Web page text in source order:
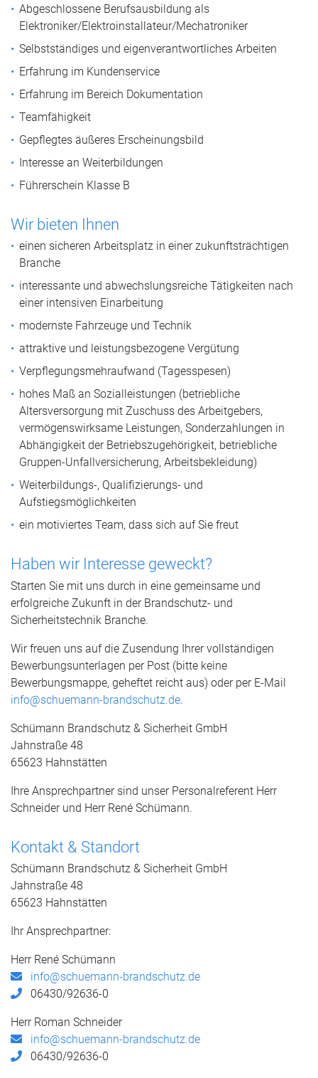
Abgeschlossene Berufsausbildung als
Elektroniker/Elektroinstallateur/Mechatroniker
Selbstständiges und eigenverantwortliches Arbeiten
Erfahrung im Kundenservice
Erfahrung im Bereich Dokumentation
Teamfähigkeit
Gepflegtes äußeres Erscheinungsbild
Interesse an Weiterbildungen
Führerschein Klasse B
Wir bieten Ihnen
einen sicheren Arbeitsplatz in einer zukunftsträchtigen
Branche
interessante und abwechslungsreiche Tätigkeiten nach
einer intensiven Einarbeitung
modernste Fahrzeuge und Technik
attraktive und leistungsbezogene Vergütung
Verpflegungsmehraufwand (Tagesspesen)
hohes Maß an Sozialleistungen (betriebliche
Altersversorgung mit Zuschuss des Arbeitgebers,
vermögenswirksame Leistungen, Sonderzahlungen in
Abhängigkeit der Betriebszugehörigkeit, betriebliche
Gruppen-Unfallversicherung, Arbeitsbekleidung)
Weiterbildungs-, Qualifizierungs- und
Aufstiegsmöglichkeiten
ein motiviertes Team, dass sich auf Sie freut
Haben wir Interesse geweckt?
Starten Sie mit uns durch in eine gemeinsame und
erfolgreiche Zukunft in der Brandschutz- und
Sicherheitstechnik Branche.
Wir freuen uns auf die Zusendung Ihrer vollständigen
Bewerbungsunterlagen per Post (bitte keine
Bewerbungsmappe, geheftet reicht aus) oder per E-Mail
info@schuemann-brandschutz.de.
Schümann Brandschutz & Sicherheit GmbH
Jahnstraße 48
65623 Hahnstätten
Ihre Ansprechpartner sind unser Personalreferent Herr
Schneider und Herr René Schümann.
Kontakt & Standort
Schümann Brandschutz & Sicherheit GmbH
Jahnstraße 48
65623 Hahnstätten
Ihr Ansprechpartner:
Herr René Schümann
info@schuemann-brandschutz.de
06430/92636-0
Herr Roman Schneider
info@schuemann-brandschutz.de
06430/92636-0